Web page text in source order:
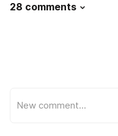
28 comments